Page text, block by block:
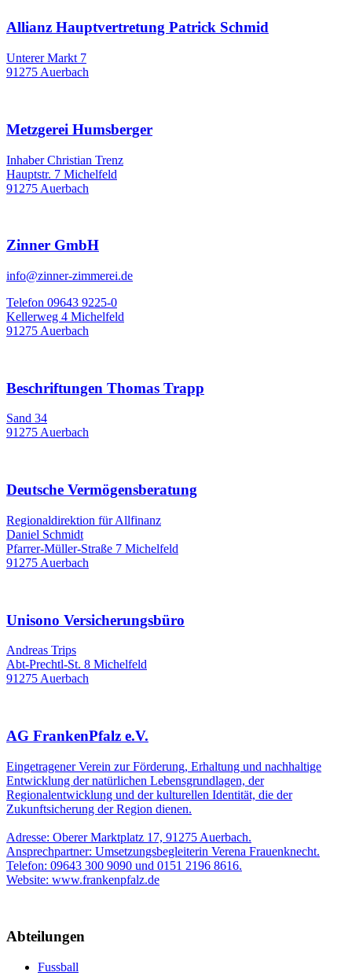
Allianz Hauptvertretung Patrick Schmid
Unterer Markt 7
91275 Auerbach
Metzgerei Humsberger
Inhaber Christian Trenz
Hauptstr. 7 Michelfeld
91275 Auerbach
Zinner GmbH
info@zinner-zimmerei.de
Telefon 09643 9225-0
Kellerweg 4 Michelfeld
91275 Auerbach
Beschriftungen Thomas Trapp
Sand 34
91275 Auerbach
Deutsche Vermögensberatung
Regionaldirektion für Allfinanz
Daniel Schmidt
Pfarrer-Müller-Straße 7 Michelfeld
91275 Auerbach
Unisono Versicherungsbüro
Andreas Trips
Abt-Prechtl-St. 8 Michelfeld
91275 Auerbach
AG FrankenPfalz e.V.
Eingetragener Verein zur Förderung, Erhaltung und nachhaltige
Entwicklung der natürlichen Lebensgrundlagen, der
Regionalentwicklung und der kulturellen Identität, die der
Zukunftsicherung der Region dienen.
Adresse: Oberer Marktplatz 17, 91275 Auerbach.
Ansprechpartner: Umsetzungsbegleiterin Verena Frauenknecht.
Telefon: 09643 300 9090 und 0151 2196 8616.
Website: www.frankenpfalz.de
Abteilungen
Fussball